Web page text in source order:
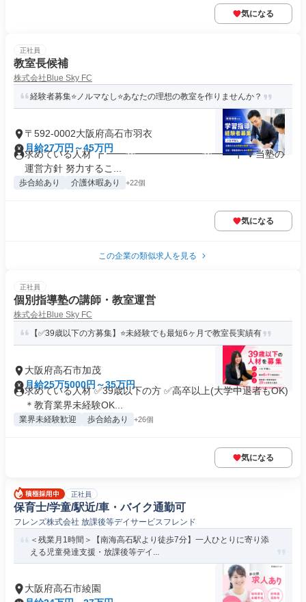
気になる
正社員
教室長候補
株式会社Blue Sky FC
経験者募集⭐ノルマなし⭐あなたの理想の教室を作りませんか？
〒592-0002大阪府高石市羽衣
月給27万円～45万円
求めている人材 ┏ ━━┅━━━━━━━┅━━ ┓ 🔽当塾の
運営方針 努力するこ...
歩合給あり 介護休暇あり +22個
気になる
この企業の類似求人を見る
正社員
個別指導塾の講師・教室運営
株式会社Blue Sky FC
【✅39歳以下の方募集】⭐未経験でも最短6ヶ月で教室長実績有
大阪府高石市加茂
月給25万5000円～35万円
求めている人材 ✅39歳以下の方 ✅高卒以上(大学中退者もOK)
＊教育業界未経験OK...
業界未経験歓迎 歩合給あり +26個
気になる
正社員
保育士/学童/駅近/車・バイク通勤可
フレンズ株式会社 放課後等デイサービスフレンド
＜残業月1時間＞【南海高石駅より徒歩7分】一人ひとりに寄り添
える児童発達支援・放課後等デイ...
大阪府高石市綾園